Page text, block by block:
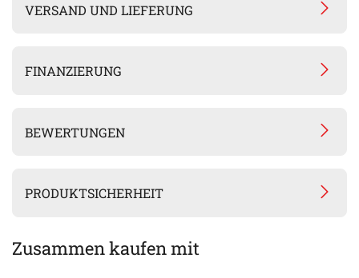
VERSAND UND LIEFERUNG
FINANZIERUNG
BEWERTUNGEN
PRODUKTSICHERHEIT
Zusammen kaufen mit